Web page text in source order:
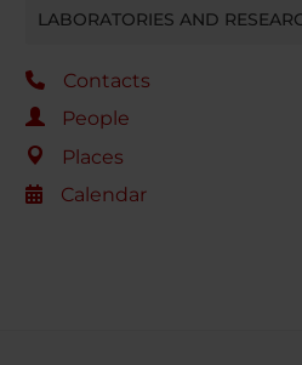
LABORATORIES AND
Contacts
People
Places
Calendar